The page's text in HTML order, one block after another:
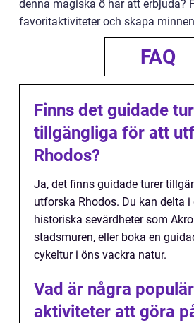
denna magiska ö har att erbjuda?
favoritaktiviteter och skapa
FAQ
Finns det guidade
tillgängliga för att
Rhodos?
Ja, det finns guidade turer
utforska Rhodos. Du kan delta i
historiska sevärdheter som
stadsmuren, eller boka en
cykeltur i öns vackra natur.
Vad är några
aktiviteter att göra